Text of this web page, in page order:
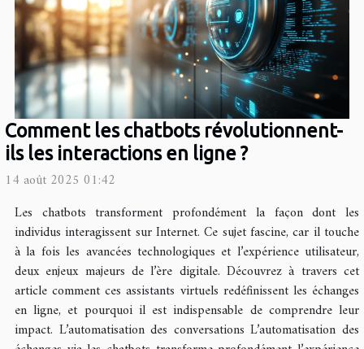
Comment les chatbots révolutionnent-
ils les interactions en ligne ?
14 août 2025 01:42
Les chatbots transforment profondément la façon dont les
individus interagissent sur Internet. Ce sujet fascine, car il touche
à la fois les avancées technologiques et l’expérience utilisateur,
deux enjeux majeurs de l’ère digitale. Découvrez à travers cet
article comment ces assistants virtuels redéfinissent les échanges
en ligne, et pourquoi il est indispensable de comprendre leur
impact. L’automatisation des conversations L’automatisation des